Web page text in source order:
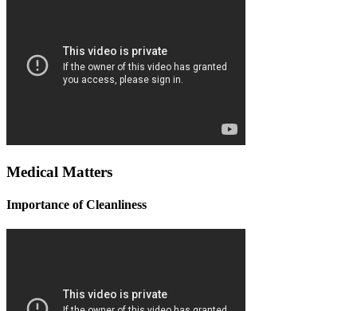
Medical Matters
Importance of Cleanliness